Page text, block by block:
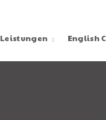
Leistungen English